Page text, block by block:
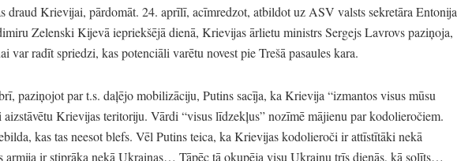
draud Krievijai, pārdomāt. 24. aprīlī, acīmredzot, atbildot uz ASV valsts sekretāra Entonija
Zelenski Kijevā iepriekšējā dienā, Krievijas ārlietu ministrs Sergejs Lavrovs paziņoja,
var radīt spriedzi, kas potenciāli varētu novest pie Trešā pasaules kara.
paziņojot par t.s. daļējo mobilizāciju, Putins sacīja, ka Krievija “izmantos visus mūsu
aizstāvētu Krievijas teritoriju. Vārdi “visus līdzekļus”nozīmē mājienu par kodolieročiem.
kas tas neesot blefs. Vēl Putins teica, ka Krievijas kodolieroči ir attīstītāki nekā
armija ir stiprāka nekā Ukrainas… Tāpēc tā okupēja visu Ukrainu trīs dienās, kā solīts…